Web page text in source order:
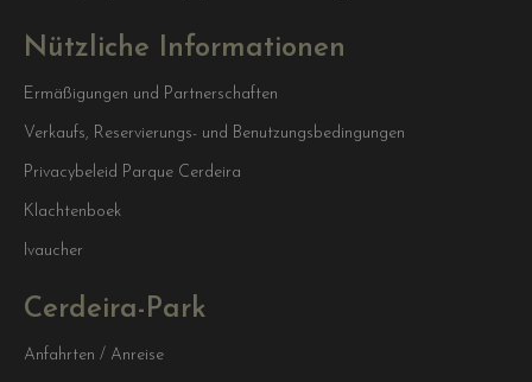
Nützliche Informationen
Ermäßigungen und Partnerschaften
Verkaufs, Reservierungs- und Benutzungsbedingungen
Privacybeleid Parque Cerdeira
Klachtenboek
Ivaucher
Cerdeira-Park
Anfahrten / Anreise